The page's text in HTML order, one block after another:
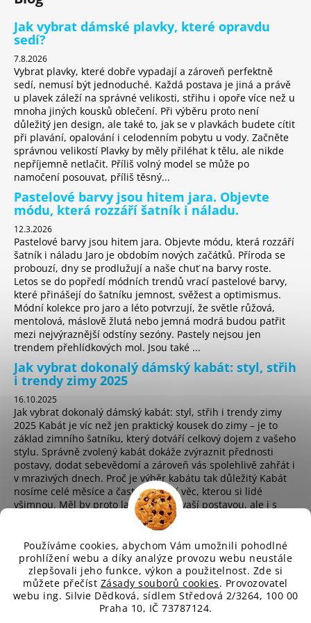
Používáme cookies, abychom Vám umožnili pohodlné
prohlížení webu a díky analýze provozu webu neustále
zlepšovali jeho funkce, výkon a použitelnost. Zde si
můžete přečíst Zásady souborů cookies. Provozovatel
webu ing. Silvie Dědková, sídlem Středová 2/3264, 100 00
Praha 10, IČ 73787124.
a
j
í
t
?
HLEDAT
D
o
p
o
r
u
č
u
j
e
m
e
Jak vybrat dámské plavky, které opravdu
sedí?
7.8.2026
Vybrat plavky, které dobře vypadají a zároveň perfektně
sedí, nemusí být jednoduché. Každá postava je jiná a právě
u plavek záleží na správné velikosti, střihu i opoře více než u
mnoha jiných kousků oblečení. Při výběru proto není
důležitý jen design, ale také to, jak se v plavkách budete cítit
při plavání, opalování i celodenním pobytu u vody. Začněte
správnou velikostí Plavky by měly přiléhat k tělu, ale nikde
nepříjemně netlačit. Příliš volný model se může po
namočení posouvat, příliš těsný...
Pastelové barvy jsou hitem jara. Objevte
módu, která rozzáří šatník i náladu.
12.3.2026
Pastelové barvy jsou hitem jara. Objevte módu, která rozzáří
šatník i náladu Jaro je obdobím nových začátků. Příroda se
probouzí, dny se prodlužují a naše chuť na barvy roste.
Letos se do popředí módních trendů vrací pastelové barvy,
které přinášejí do šatníku jemnost, svěžest a optimismus.
Módní kolekce pro jaro a léto potvrzují, že světle růžová,
mentolová, máslově žlutá nebo jemná modrá budou patřit
mezi nejvýraznější odstíny sezóny. Pastely nejsou jen
trendem přehlídkových mol. Jsou také ...
Jak vybrat dokonalý dámský kabát: styl, střih
i trendy zimy 2025
16.10.2025
Jak vybrat dokonalý dámský kabát: styl, střih i trendy zimy
2025 Kabát je víc než jen praktický kousek do zimy – je to
základ zimního šatníku, který dotváří celkový dojem z vašeho
stylu. Správně zvolený kabát dokáže zvýraznit přednosti
postavy, dodat sebevědomí a zároveň vás spolehlivě zahřát i
v mrazivých dnech. Proč je výběr kabátu tak důležitý Kabát
nosíme celé měsíce a často je první věc, kterou si lidé
všimnou. Měl by proto ladit nejen s vaší postavou, ale i s
osobním stylem a životním t...
sd